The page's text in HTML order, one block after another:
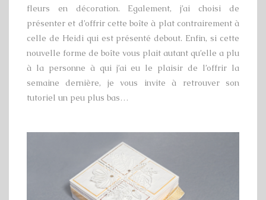
fleurs en décoration. Egalement, j’ai choisi de
présenter et d’offrir cette boîte à plat contrairement à
celle de Heidi qui est présenté debout. Enfin, si cette
nouvelle forme de boîte vous plait autant qu’elle a plu
à la personne à qui j’ai eu le plaisir de l’offrir la
semaine dernière, je vous invite à retrouver son
tutoriel un peu plus bas…